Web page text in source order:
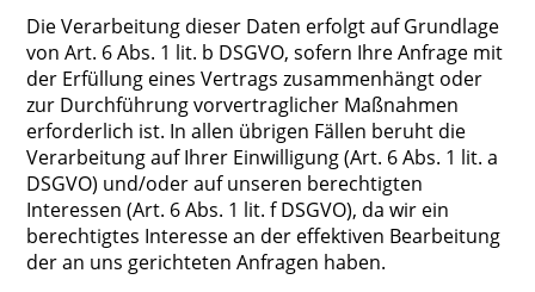
Die Verarbeitung dieser Daten erfolgt auf Grundlage
von Art. 6 Abs. 1 lit. b DSGVO, sofern Ihre Anfrage mit
der Erfüllung eines Vertrags zusammenhängt oder
zur Durchführung vorvertraglicher Maßnahmen
erforderlich ist. In allen übrigen Fällen beruht die
Verarbeitung auf Ihrer Einwilligung (Art. 6 Abs. 1 lit. a
DSGVO) und/oder auf unseren berechtigten
Interessen (Art. 6 Abs. 1 lit. f DSGVO), da wir ein
berechtigtes Interesse an der effektiven Bearbeitung
der an uns gerichteten Anfragen haben.